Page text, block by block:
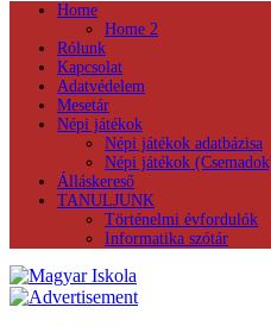
Home
Home 2
Rólunk
Kapcsolat
Adatvédelem
Mesetár
Népi játékok
Népi játékok adatbázisa
Népi játékok
Álláskereső
TANULJUNK
Történelmi évfordulók
Informatika szótár